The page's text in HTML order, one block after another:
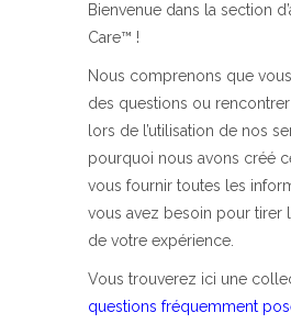
Bienvenue dans la section
Care™ !
Nous comprenons que
des questions ou
lors de l’utilisation de nos
pourquoi nous avons créé
vous fournir toutes les
vous avez besoin pour tirer
de votre expérience.
Vous trouverez ici une
questions fréquemment